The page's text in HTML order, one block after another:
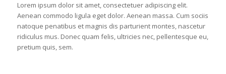
Lorem ipsum dolor sit amet, consectetuer adipiscing elit.
Aenean commodo ligula eget dolor. Aenean massa. Cum sociis
natoque penatibus et magnis dis parturient montes, nascetur
ridiculus mus. Donec quam felis, ultricies nec, pellentesque eu,
pretium quis, sem.